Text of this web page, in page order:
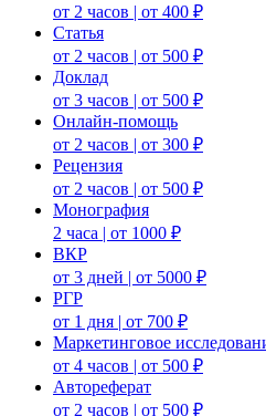
от 2 часов | от 400 ₽
Статья
от 2 часов | от 500 ₽
Доклад
от 3 часов | от 500 ₽
Онлайн-помощь
от 2 часов | от 300 ₽
Рецензия
от 2 часов | от 500 ₽
Монография
2 часа | от 1000 ₽
ВКР
от 3 дней | от 5000 ₽
РГР
от 1 дня | от 700 ₽
Маркетинговое
от 4 часов | от 500 ₽
Автореферат
от 2 часов | от 500 ₽